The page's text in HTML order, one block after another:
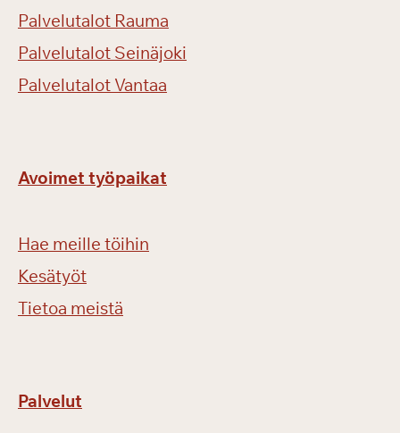
Palvelutalot Rauma
Palvelutalot Seinäjoki
Palvelutalot Vantaa
Avoimet työpaikat
Hae meille töihin
Kesätyöt
Tietoa meistä
Palvelut